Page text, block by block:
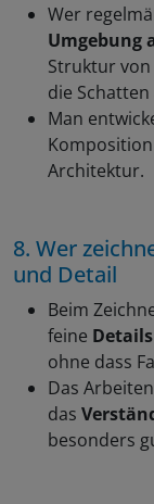
Wer
Umgebung
Struktur
die
Man
Architektur.
8. Wer
und Detail
Beim
feine
ohne dass
Das
das
besonders